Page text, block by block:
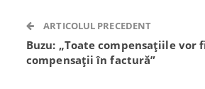
ARTICOLUL PRECEDENT
Buzu: „Toate compensațiile
compensații în factură”